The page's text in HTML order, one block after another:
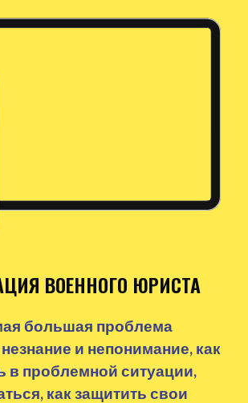
ВОЕННОГО ЮРИСТА
большая проблема
и непонимание, как
в проблемной ситуации,
как защитить свои